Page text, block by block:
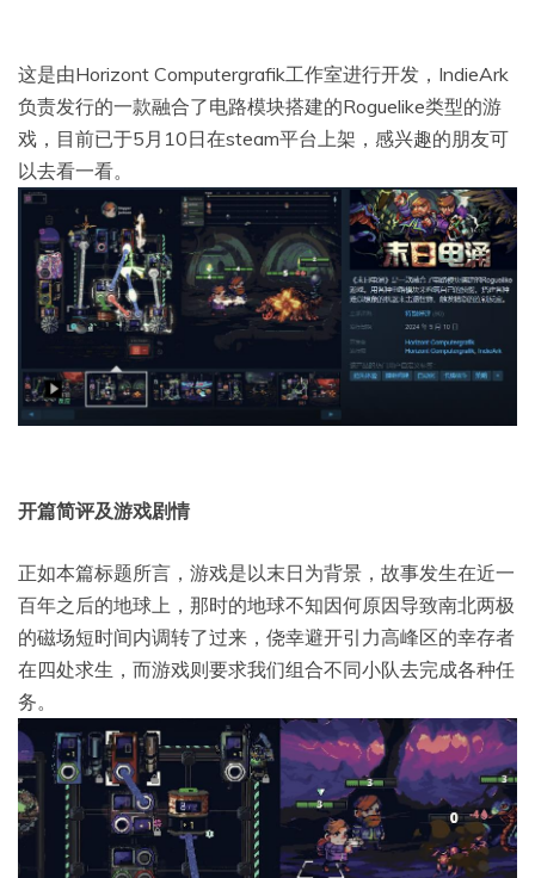
这是由Horizont Computergrafik工作室进行开发，IndieArk
负责发行的一款融合了电路模块搭建的Roguelike类型的游
戏，目前已于5月10日在steam平台上架，感兴趣的朋友可
以去看一看。
开篇简评及游戏剧情
正如本篇标题所言，游戏是以末日为背景，故事发生在近一
百年之后的地球上，那时的地球不知因何原因导致南北两极
的磁场短时间内调转了过来，侥幸避开引力高峰区的幸存者
在四处求生，而游戏则要求我们组合不同小队去完成各种任
务。